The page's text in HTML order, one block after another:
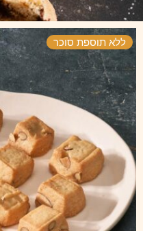
ללא תוספת סוכר